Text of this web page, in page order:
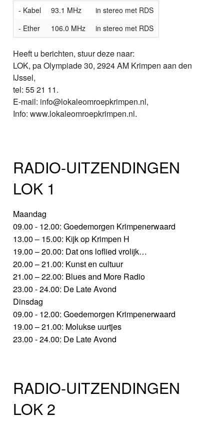
- Kabel 93.1 MHz
in stereo met RDS
- Ether
106.0 MHz in stereo met RDS
Heeft u berichten, stuur deze naar:
LOK, pa Olympiade 30, 2924 AM Krimpen aan den
IJssel,
tel: 55 21 11.
E-mail: info@lokaleomroepkrimpen.nl,
Info: www.lokaleomroepkrimpen.nl.
RADIO-UITZENDINGEN
LOK 1
Maandag
09.00 - 12.00: Goedemorgen Krimpenerwaard
13.00 – 15.00: Kijk op Krimpen H
19.00 – 20.00: Dat ons loflied vrolijk…
20.00 – 21.00: Kunst en cultuur
21.00 – 22.00: Blues and More Radio
23.00 - 24.00: De Late Avond
Dinsdag
09.00 - 12.00: Goedemorgen Krimpenerwaard
19.00 – 21.00: Molukse uurtjes
23.00 - 24.00: De Late Avond
RADIO-UITZENDINGEN
LOK 2